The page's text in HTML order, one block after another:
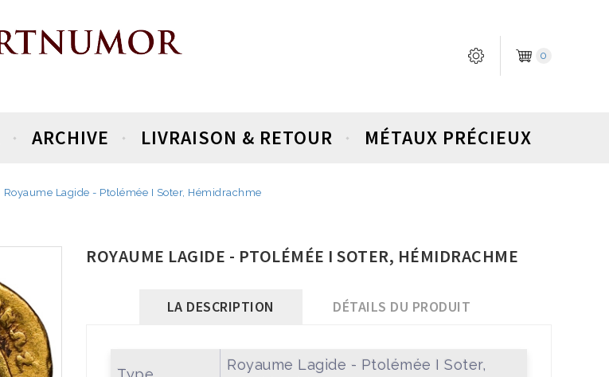
0
ARCHIVE LIVRAISON & RETOUR MÉTAUX PRÉCIEUX
Royaume Lagide - Ptolémée I Soter, Hémidrachme
ROYAUME LAGIDE - PTOLÉMÉE I SOTER, HÉMIDRACHME
LA DESCRIPTION DÉTAILS DU PRODUIT
Royaume Lagide - Ptolémée I Soter,